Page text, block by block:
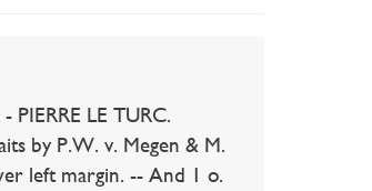
PIERRE LE TURC.
by P.W. v. Megen & M.
left margin. -- And 1 o.